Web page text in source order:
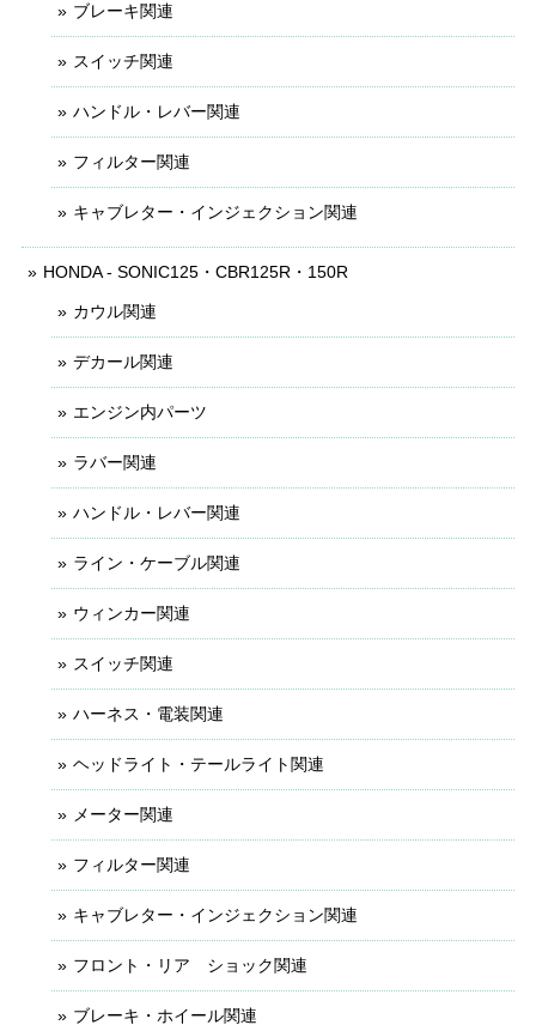
ブレーキ関連
スイッチ関連
ハンドル・レバー関連
フィルター関連
キャブレター・インジェクション関連
HONDA - SONIC125・CBR125R・150R
カウル関連
デカール関連
エンジン内パーツ
ラバー関連
ハンドル・レバー関連
ライン・ケーブル関連
ウィンカー関連
スイッチ関連
ハーネス・電装関連
ヘッドライト・テールライト関連
メーター関連
フィルター関連
キャブレター・インジェクション関連
フロント・リア ショック関連
ブレーキ・ホイール関連